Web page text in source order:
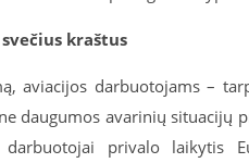
kraštus
aviacijos darbuotojams –
daugumos avarinių situacijų
privalo laikytis